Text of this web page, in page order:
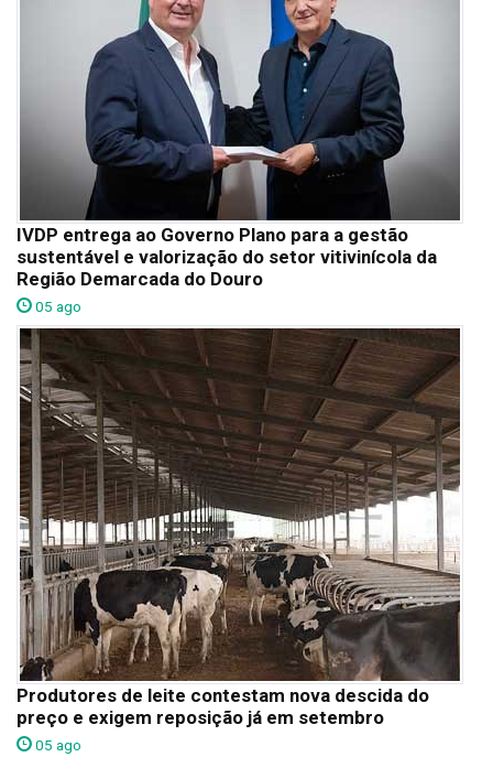
IVDP entrega ao Governo Plano para a gestão
sustentável e valorização do setor vitivinícola da
Região Demarcada do Douro
05 ago
Produtores de leite contestam nova descida do
preço e exigem reposição já em setembro
05 ago